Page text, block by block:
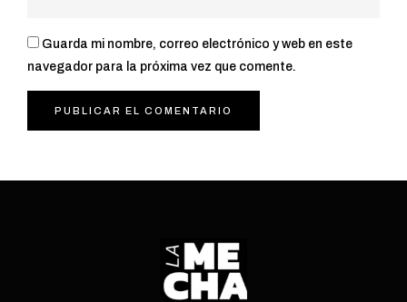
Guarda mi nombre, correo electrónico y web en este
navegador para la próxima vez que comente.